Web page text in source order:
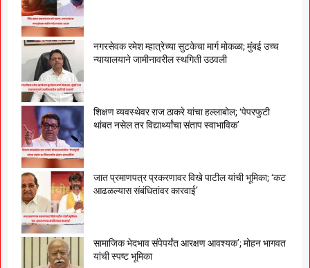
नगरसेवक रमेश म्हात्रेच्या सुटकेचा मार्ग मोकळा; मुंबई उच्च
न्यायालयाने जामीनावरील स्थगिती उठवली
शिक्षण व्यवस्थेवर राज ठाकरे यांचा हल्लाबोल; ‘पेपरफुटी
थांबत नसेल तर विद्यार्थ्यांचा संताप स्वाभाविक’
जात प्रमाणपत्र प्रकरणावर विखे पाटील यांची भूमिका; ‘कट
आढळल्यास संबंधितांवर कारवाई’
सामाजिक भेदभाव संपेपर्यंत आरक्षण आवश्यक’; मोहन भागवत
यांची स्पष्ट भूमिका